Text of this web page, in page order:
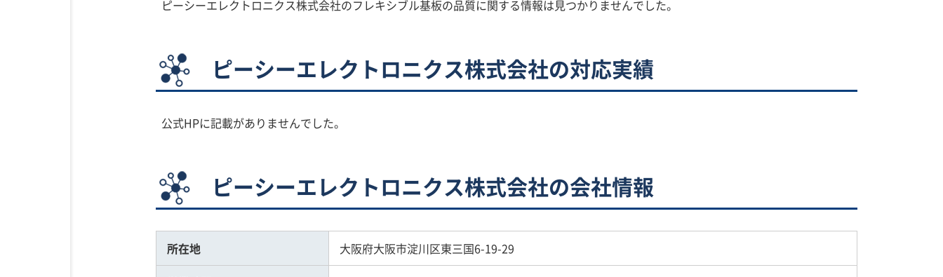
ピーシーエレクトロニクス株式会社のフレキシブル基板の品質に関する情報は見つかりませんでした。
ピーシーエレクトロニクス株式会社の対応実績
公式HPに記載がありませんでした。
ピーシーエレクトロニクス株式会社の会社情報
所在地 大阪府大阪市淀川区東三国6-19-29